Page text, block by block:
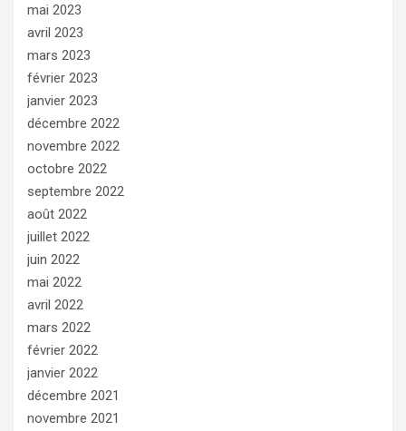
mai 2023
avril 2023
mars 2023
février 2023
janvier 2023
décembre 2022
novembre 2022
octobre 2022
septembre 2022
août 2022
juillet 2022
juin 2022
mai 2022
avril 2022
mars 2022
février 2022
janvier 2022
décembre 2021
novembre 2021